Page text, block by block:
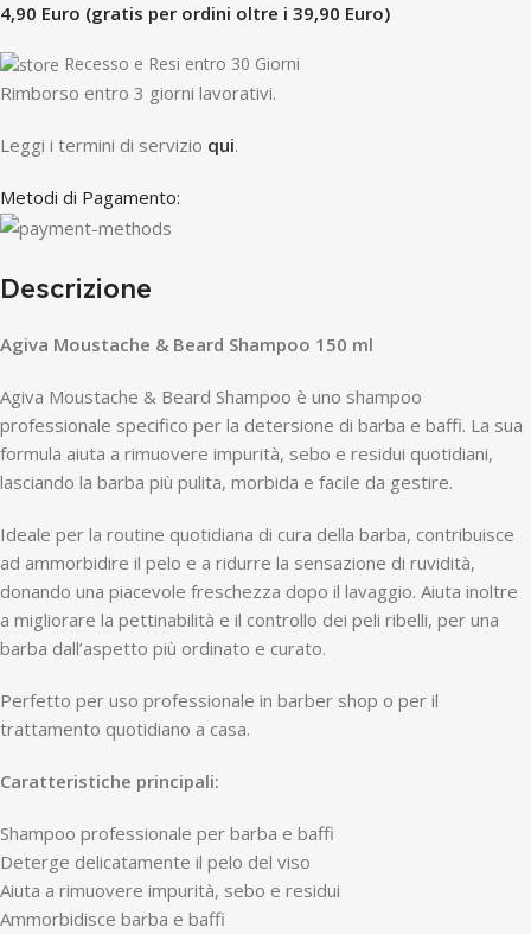
4,90 Euro (gratis per ordini oltre i 39,90 Euro)
Recesso e Resi entro 30 Giorni
Rimborso entro 3 giorni lavorativi.
Leggi i termini di servizio qui.
Metodi di Pagamento:
Descrizione
Agiva Moustache & Beard Shampoo 150 ml
Agiva Moustache & Beard Shampoo è uno shampoo
professionale specifico per la detersione di barba e baffi. La sua
formula aiuta a rimuovere impurità, sebo e residui quotidiani,
lasciando la barba più pulita, morbida e facile da gestire.
Ideale per la routine quotidiana di cura della barba, contribuisce
ad ammorbidire il pelo e a ridurre la sensazione di ruvidità,
donando una piacevole freschezza dopo il lavaggio. Aiuta inoltre
a migliorare la pettinabilità e il controllo dei peli ribelli, per una
barba dall’aspetto più ordinato e curato.
Perfetto per uso professionale in barber shop o per il
trattamento quotidiano a casa.
Caratteristiche principali:
Shampoo professionale per barba e baffi
Deterge delicatamente il pelo del viso
Aiuta a rimuovere impurità, sebo e residui
Ammorbidisce barba e baffi